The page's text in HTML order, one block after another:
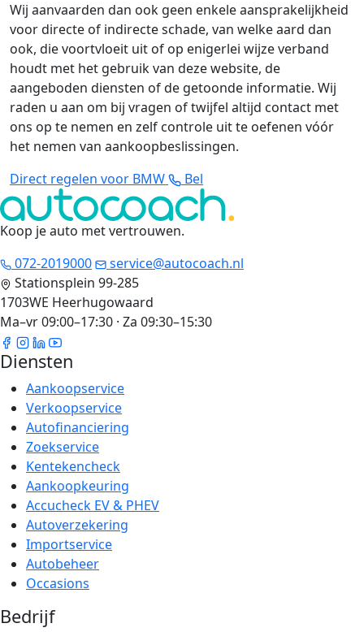
Wij aanvaarden dan ook geen enkele aansprakelijkheid
voor directe of indirecte schade, van welke aard dan
ook, die voortvloeit uit of op enigerlei wijze verband
houdt met het gebruik van deze website, de
aangeboden diensten of de getoonde informatie. Wij
raden u aan om bij vragen of twijfel altijd contact met
ons op te nemen en zelf controle uit te oefenen vóór
het nemen van aankoopbeslissingen.
Direct regelen voor BMW
Bel
Koop je auto met vertrouwen.
072-2019000
service@autocoach.nl
Stationsplein 99-285
1703WE Heerhugowaard
Ma–vr 09:00–17:30 · Za 09:30–15:30
Diensten
Aankoopservice
Verkoopservice
Autofinanciering
Zoekservice
Kentekencheck
Aankoopkeuring
Accucheck EV & PHEV
Autoverzekering
Importservice
Autobeheer
Occasions
Bedrijf